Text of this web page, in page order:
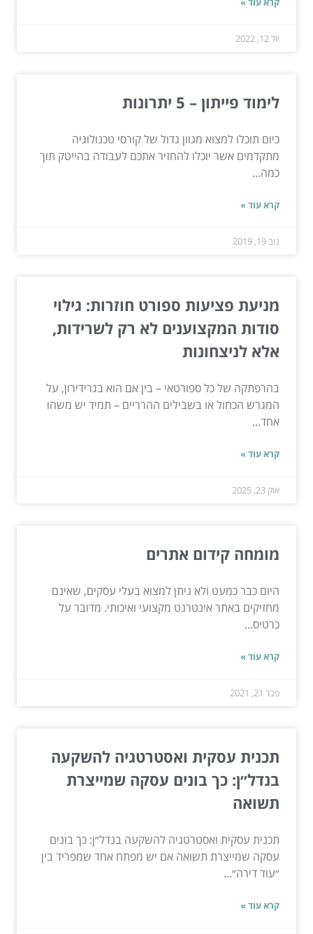
יול 12, 2022
לימוד פייתון – 5 יתרונות
כיום תוכלו למצוא מגוון גדול של קורסי טכנולוגיה
מתקדמים אשר יוכלו להחזיר אתכם לעבודה בהייטק תוך
כמה...
קרא עוד »
נוב 19, 2019
מניעת פציעות ספורט חוזרות: גילוי
סודות המקצוענים לא רק לשרידות,
אלא לניצחונות
בהרפתקה של כל ספורטאי – בין אם הוא בגרידירון, על
המגרש הכחול או בשבילים ההרריים – תמיד יש משהו
אחד...
קרא עוד »
אוק 23, 2025
מומחה קידום אתרים
היום כבר כמעט ולא ניתן למצוא בעלי עסקים, שאינם
מחזיקים באתר אינטרנט מקצועי ואיכותי. מדובר על
כרטיס...
קרא עוד »
פבר 21, 2021
תכנית עסקית ואסטרטגיה להשקעה
בנדל״ן: כך בונים עסקה שמייצרת
תשואה
תכנית עסקית ואסטרטגיה להשקעה בנדל״ן: כך בונים
עסקה שמייצרת תשואה אם יש מפתח אחד שמפריד בין
״עוד דירה״...
קרא עוד »